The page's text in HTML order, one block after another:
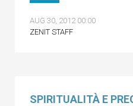
AUG 30, 2012 00:00
ZENIT STAFF
SPIRITUALITÀ E